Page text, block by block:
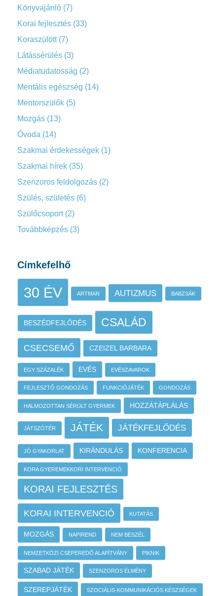
Könyvajánló (7)
Korai fejlesztés (33)
Koraszülött(7)
Látássérülés (3)
Médiatudatosság (2)
Mentális egészség (14)
Mentorszülők (5)
Mozgás (13)
Óvoda (14)
Szakmai érdekességek (1)
Szakmai hírek (35)
Szenzoros feldolgozás (2)
Szülés, születés (6)
Szülőcsoport(2)
Továbbképzés (3)
Címkefelhő
30 ÉV ARTMAN AUTIZMUS BABZSÁK
BESZÉDFEJLŐDÉS CSALÁD
CSECSEMŐ CZEIZEL BARBARA
EGY SZÁZALÉK EVÉS EVÉSZAVAROK
FEJLESZTŐ GONDOZÁS FUNKCIÓJÁTÉK GONDOZÁS
HALMOZOTTAN SÉRÜLT GYERMEK HOZZÁTÁPLÁLÁS
JÁTSZÓTÉR JÁTÉK JÁTÉKFEJLŐDÉS
JÓ GYAKORLAT KIRÁNDULÁS KONFERENCIA
KORA GYEREMEKKORI INTERVENCIÓ
KORAI FEJLESZTÉS
KORAI INTERVENCIÓ KUTATÁS
MOZGÁS NAPIREND NEM BESZÉL
NEMZETKÖZI CSEPEREDŐ ALAPÍTVÁNY PIKNIK
SZABAD JÁTÉK SZENZOROS ÉLMÉNY
SZEREPJÁTÉK SZOCIÁLIS-KOMMUNIKÁCIÓS KÉSZSÉGEK